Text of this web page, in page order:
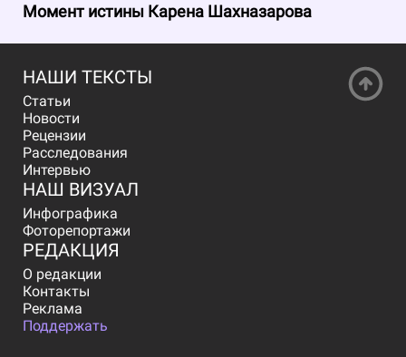
Момент истины Карена Шахназарова
НАШИ ТЕКСТЫ
Статьи
Новости
Рецензии
Расследования
Интервью
НАШ ВИЗУАЛ
Инфографика
Фоторепортажи
РЕДАКЦИЯ
О редакции
Контакты
Реклама
Поддержать